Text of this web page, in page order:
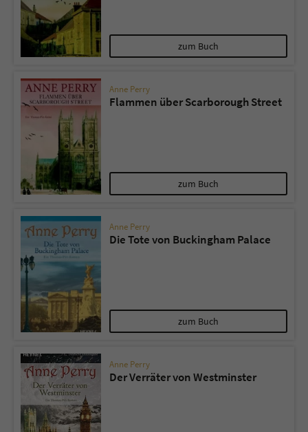
zum Buch
Anne Perry
Flammen über Scarborough Street
zum Buch
Anne Perry
Die Tote von Buckingham Palace
zum Buch
Anne Perry
Der Verräter von Westminster